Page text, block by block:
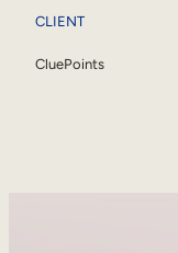
CLIENT
CluePoints